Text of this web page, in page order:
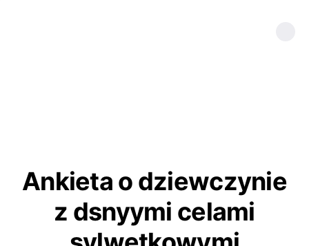
Ankieta o dziewczynie
z dsnyymi celami